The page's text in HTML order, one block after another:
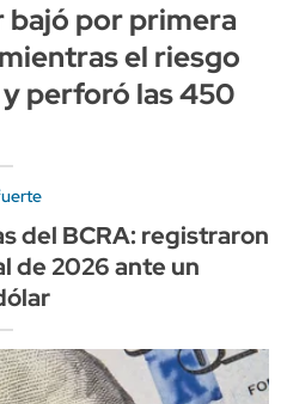
bajó por primera
el riesgo
perforó las 450
del BCRA: registraron
de 2026 ante un